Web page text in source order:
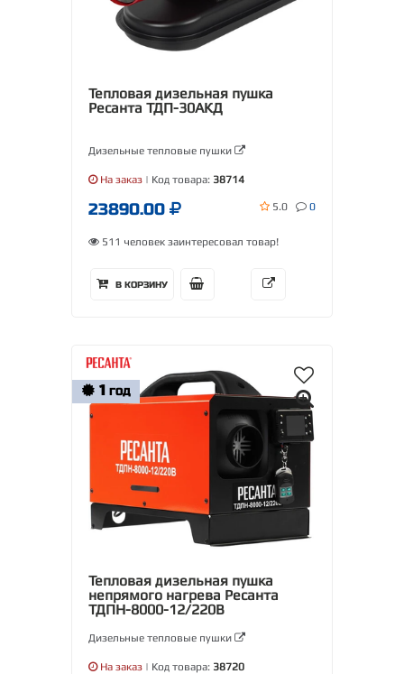
Тепловая дизельная пушка
Ресанта ТДП-30АКД
Дизельные тепловые пушки
На заказ | Код товара: 38714
23890.00 5.0 0
511 человек заинтересовал товар!
В КОРЗИНУ
1 ГОД
Тепловая дизельная пушка
непрямого нагрева Ресанта
ТДПН-8000-12/220В
Дизельные тепловые пушки
На заказ | Код товара: 38720